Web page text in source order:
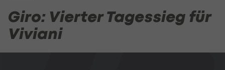
Giro: Vierter Tagessieg für
Viviani